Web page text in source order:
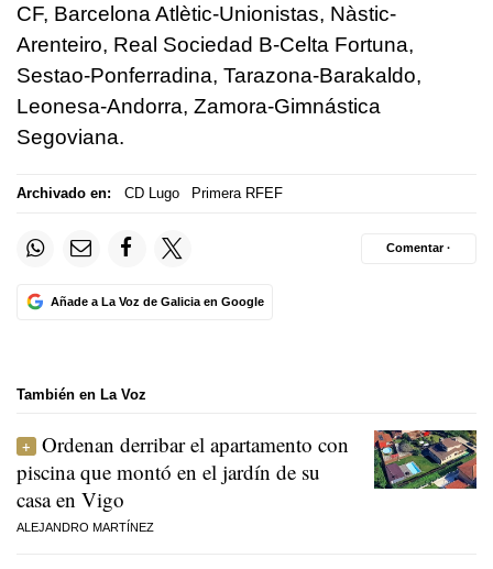
CF, Barcelona Atlètic-Unionistas, Nàstic-
Arenteiro, Real Sociedad B-Celta Fortuna,
Sestao-Ponferradina, Tarazona-Barakaldo,
Leonesa-Andorra, Zamora-Gimnástica
Segoviana.
Archivado en: CD Lugo Primera RFEF
Añade a La Voz de Galicia en Google
Comentar ·
También en La Voz
Ordenan derribar el apartamento con
piscina que montó en el jardín de su
casa en Vigo
ALEJANDRO MARTÍNEZ